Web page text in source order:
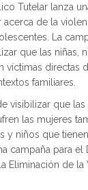
Tutelar lanza
acerca de la
La
que las niñas,
víctimas directas
familiares.
visibilizar que las
las mujeres
y niños que
campaña para el
Eliminación de la